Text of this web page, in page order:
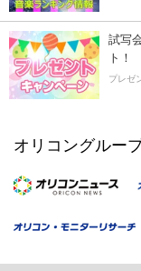
試写
ト！
プレゼ
オリコングルー